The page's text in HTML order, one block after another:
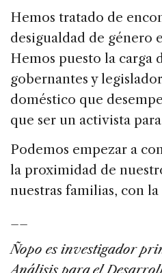
Hemos tratado de
desigualdad de género
Hemos puesto la carga
gobernantes y
doméstico que
que ser un activista
Podemos empezar a
la proximidad de
nuestras familias, con
Ñopo es investigador
Análisis para el